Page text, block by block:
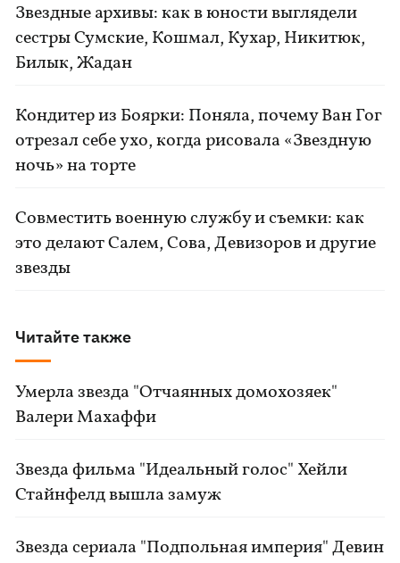
Звездные архивы: как в юности выглядели
сестры Сумские, Кошмал, Кухар, Никитюк,
Билык, Жадан
Кондитер из Боярки: Поняла, почему Ван Гог
отрезал себе ухо, когда рисовала «Звездную
ночь» на торте
Совместить военную службу и съемки: как
это делают Салем, Сова, Девизоров и другие
звезды
Читайте также
Умерла звезда "Отчаянных домохозяек"
Валери Махаффи
Звезда фильма "Идеальный голос" Хейли
Стайнфелд вышла замуж
Звезда сериала "Подпольная империя" Девин